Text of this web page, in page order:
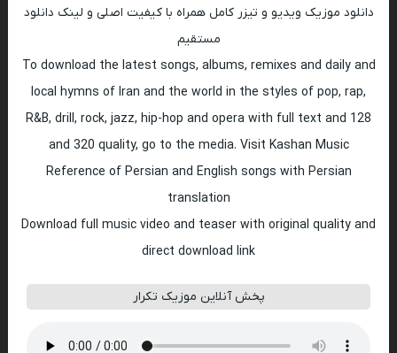
دانلود موزیک ویدیو و تیزر کامل همراه با کیفیت اصلی و لینک دانلود
مستقیم
To download the latest songs, albums, remixes and daily and
local hymns of Iran and the world in the styles of pop, rap,
R&B, drill, rock, jazz, hip-hop and opera with full text and 128
and 320 quality, go to the media. Visit Kashan Music
Reference of Persian and English songs with Persian
translation
Download full music video and teaser with original quality and
direct download link
پخش آنلاین موزیک تکرار